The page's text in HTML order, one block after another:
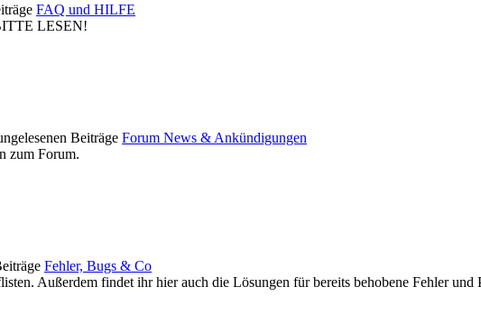
FAQ und HILFE
LESEN!
Forum News & Ankündigungen
zum Forum.
Fehler, Bugs & Co
Außerdem findet ihr hier auch die Lösungen für bereits behobene Fehler und